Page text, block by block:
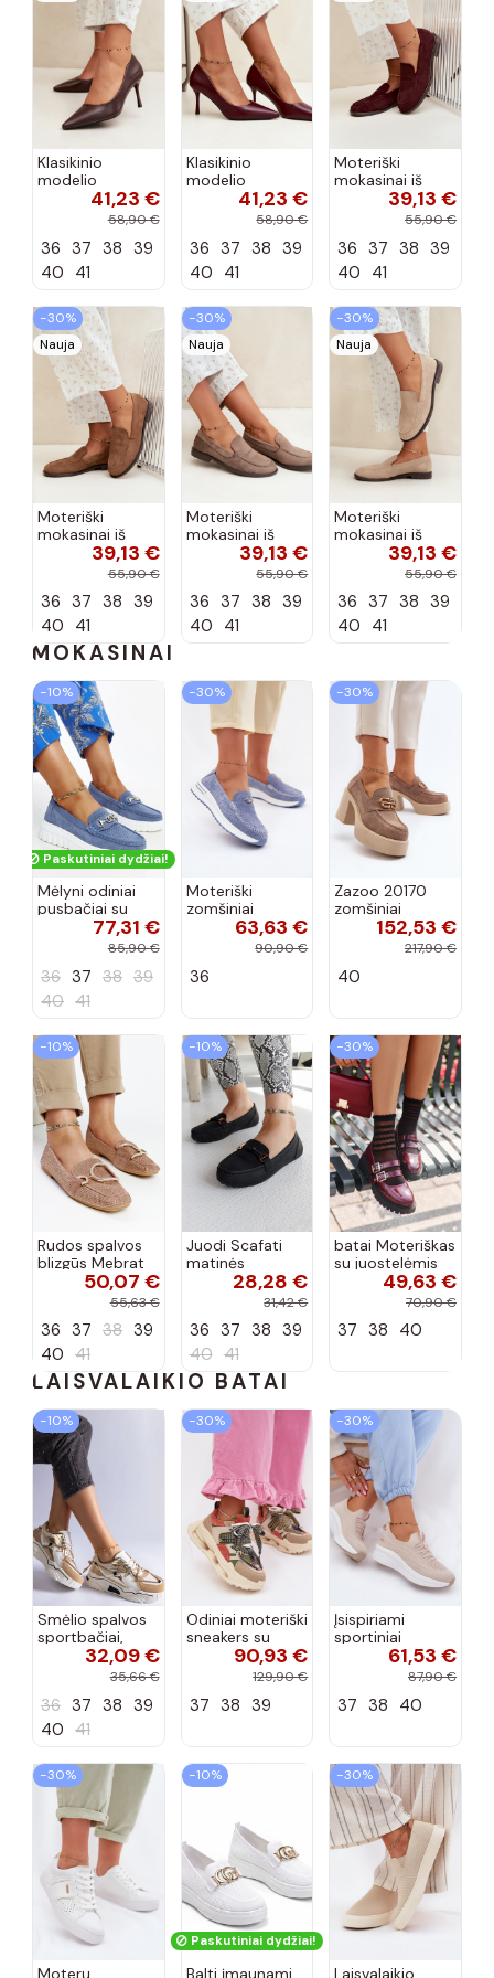
Klasikinio
modelio
aukštakulniai
šokolado
spalvos Nesha
41,23 €
58,90 €
36 37 38 39
40 41
Klasikinio
modelio
aukštakulniai
bordo spalvos
Nesha
41,23 €
58,90 €
36 37 38 39
40 41
Moteriški
mokasinai iš
dirbtinės
zomšos, bordo
39,13 €
55,90 €
36 37 38 39
40 41
−30%
Nauja
Moteriški
mokasinai iš
dirbtinės
zomšos, rudos
39,13 €
55,90 €
36 37 38 39
40 41
−30%
Nauja
Moteriški
mokasinai iš
dirbtinės
zomšos, molio
39,13 €
55,90 €
36 37 38 39
40 41
−30%
Nauja
Moteriški
mokasinai iš
dirbtinės
zomšos, smėlio
39,13 €
55,90 €
36 37 38 39
40 41
MOKASINAI
−10%
Paskutiniai dydžiai!
Mėlyni odiniai
pusbačiai su
dekoratyvine
sagtimi Taija
77,31 €
85,90 €
36 37 38 39
40 41
−30%
Moteriški
zomšiniai
mokasinai
Demela mėlynos
63,63 €
90,90 €
36
−30%
Zazoo 20170
zomšiniai
bateliai su
kulniukais smėlio
152,53 €
217,90 €
40
−10%
Rudos spalvos
blizgūs Mebrat
bateliai50,07 €
55,63 €
36 37 38 39
40 41
−10%
Juodi Scafati
matinės
apdailos bateliai
28,28 €
31,42 €
36 37 38 39
40 41
−30%
batai Moteriškas
su juostelėmis
su lako efektu
bordo spalvos
49,63 €
70,90 €
37 38 40
LAISVALAIKIO BATAI
−10%
Smėlio spalvos
sportbačiai,
dekoruoti Valdez
cirkonio virvele
32,09 €
35,66 €
36 37 38 39
40 41
−30%
Odiniai moteriški
sneakers su
platforma D&A
CR61-3133
90,93 €
129,90 €
37 38 39
−30%
Įsispiriami
sportiniai
bateliai Kobbo
102425 smėlio
61,53 €
87,90 €
37 38 40
−30%
Moterų
−10%
Paskutiniai dydžiai!
Balti įmaunami
−30%
Laisvalaikio